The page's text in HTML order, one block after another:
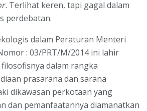
Terlihat keren, tapi gagal dalam
perdebatan.
dalam Peraturan Menteri
: 03/PRT/M/2014 ini lahir
dalam rangka
prasarana dan sarana
dikawasan perkotaan yang
dan pemanfaatannya diamanatkan